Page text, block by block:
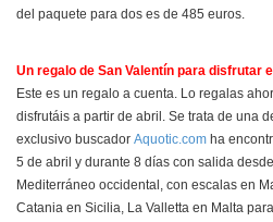
del paquete para dos es de 485 euros.
Un regalo de San Valentín para disfrutar
Este es un regalo a cuenta. Lo regalas
disfrutáis a partir de abril. Se trata de una
exclusivo buscador Aquotic.com ha
5 de abril y durante 8 días con salida
Mediterráneo occidental, con escalas en
Catania en Sicilia, La Valletta en Malta